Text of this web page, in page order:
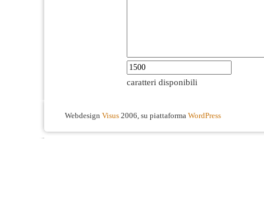
caratteri disponibili
Webdesign Visus 2006, su piattaforma WordPress